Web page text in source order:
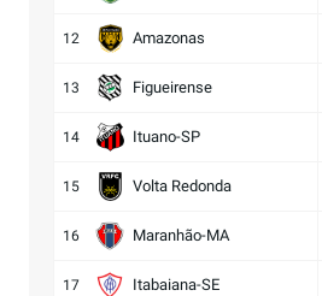
12 Amazonas
13 Figueirense
14 Ituano-SP
15 Volta Redonda
16 Maranhão-MA
17 Itabaiana-SE